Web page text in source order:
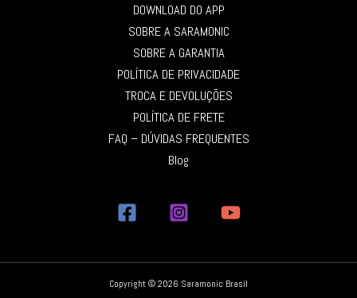
DOWNLOAD DO APP
SOBRE A SARAMONIC
SOBRE A GARANTIA
POLÍTICA DE PRIVACIDADE
TROCA E DEVOLUÇÕES
POLÍTICA DE FRETE
FAQ – DÚVIDAS FREQUENTES
Blog
Copyright © 2026 Saramonic Brasil